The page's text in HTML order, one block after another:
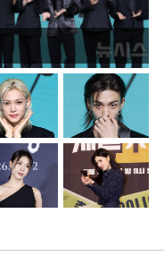
하락, L당 1천800원대